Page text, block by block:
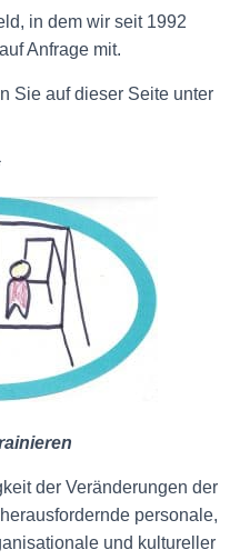
in dem wir seit 1992
Anfrage mit.
Sie auf dieser Seite unter
der Veränderungen der
personale,
und kultureller